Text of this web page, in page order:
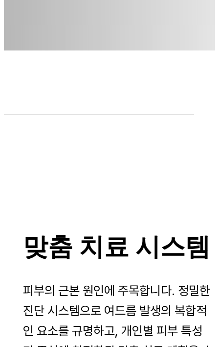
맞춤 치료 시스템
피부의 근본 원인에 주목합니다. 정밀한
진단 시스템으로 여드름 발생의 복합적
인 요소를 규명하고, 개인별 피부 특성